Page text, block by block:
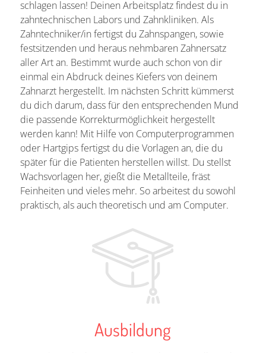
schlagen lassen! Deinen Arbeitsplatz findest du in
zahntechnischen Labors und Zahnkliniken. Als
Zahntechniker/in fertigst du Zahnspangen, sowie
festsitzenden und heraus nehmbaren Zahnersatz
aller Art an. Bestimmt wurde auch schon von dir
einmal ein Abdruck deines Kiefers von deinem
Zahnarzt hergestellt. Im nächsten Schritt kümmerst
du dich darum, dass für den entsprechenden Mund
die passende Korrekturmöglichkeit hergestellt
werden kann! Mit Hilfe von Computerprogrammen
oder Hartgips fertigst du die Vorlagen an, die du
später für die Patienten herstellen willst. Du stellst
Wachsvorlagen her, gießt die Metallteile, fräst
Feinheiten und vieles mehr. So arbeitest du sowohl
praktisch, als auch theoretisch und am Computer.
Ausbildung